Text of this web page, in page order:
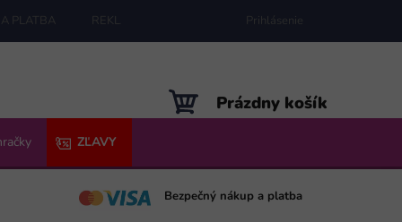
PLATBA REKLAMÁCIE MAPA SERVERU
Prihlásenie
NÁKUPNÝ
KOŠÍK
Prázdny košík
ZĽAVY
Bezpečný nákup a platba